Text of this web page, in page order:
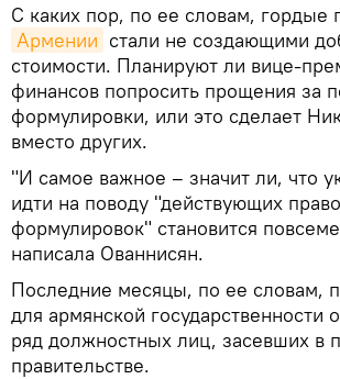
С каких пор, по ее словам, гордые
Армении стали не создающими
стоимости. Планируют ли вице-
финансов попросить прощения за
формулировки, или это сделает
вместо других.
"И самое важное – значит ли, что
идти на поводу "действующих
формулировок" становится
написала Ованнисян.
Последние месяцы, по ее словам,
для армянской государственности
ряд должностных лиц, засевших в
правительстве.